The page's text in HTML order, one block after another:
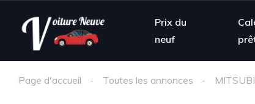
Prix du
neuf
Page d'accueil Toutes les annonces